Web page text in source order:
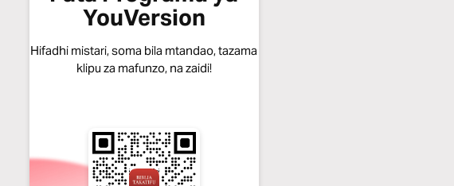
YouVersion
Hifadhi mistari, soma bila mtandao, tazama
klipu za mafunzo, na zaidi!